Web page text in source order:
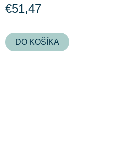
€51,47
DO KOŠÍKA